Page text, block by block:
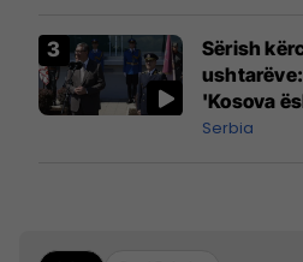
Sërish
'Kosova
Serbia